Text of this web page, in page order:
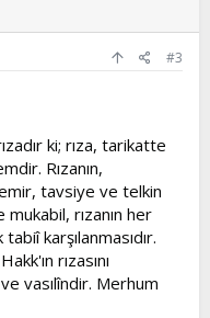
#3
ki; rıza, tarikatte
Rızanın,
tavsiye ve telkin
rızanın her
karşılanmasıdır.
rızasını
vasılîndir. Merhum